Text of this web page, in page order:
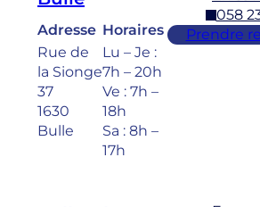
Adresse
Rue de
la Sionge
37
1630
Bulle
Horaires
Lu – Je :
7h – 20h
Ve : 7h –
18h
Sa : 8h –
17h
058
Prendre